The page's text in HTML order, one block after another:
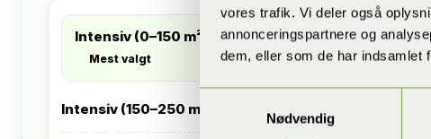
vores trafik. Vi deler også
annonceringspartnere og
dem, eller som de har indsamlet
Nødvendig
Intensiv (0–150 m²)
Mest valgt
1.650 kr. Vælg
Intensiv (150–250 m²) 1.900 kr.